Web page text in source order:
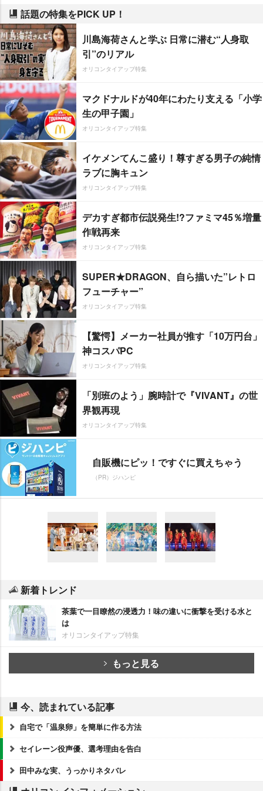
話題の特集をPICK UP！
川島海荷さんと学ぶ 日常に潜む“人身取
引”のリアル
オリコンタイアップ特集
マクドナルドが40年にわたり支える「小学
生の甲子園」
オリコンタイアップ特集
イケメンてんこ盛り！尊すぎる男子の純情
ラブに胸キュン
オリコンタイアップ特集
デカすぎ都市伝説発生!?ファミマ45％増量
作戦再来
オリコンタイアップ特集
SUPER★DRAGON、自ら描いた”レトロ
フューチャー”
オリコンタイアップ特集
【驚愕】メーカー社員が推す「10万円台」
神コスパPC
オリコンタイアップ特集
「別班のよう」腕時計で『VIVANT』の世
界観再現
オリコンタイアップ特集
自販機にピッ！ですぐに買えちゃう
（PR）ジハンピ
新着トレンド
茶葉で一目瞭然の浸透力！味の違いに衝撃を受ける水と
は
オリコンタイアップ特集
もっと見る
今、読まれている記事
自宅で「温泉卵」を簡単に作る方法
セイレーン役声優、選考理由を告白
田中みな実、うっかりネタバレ